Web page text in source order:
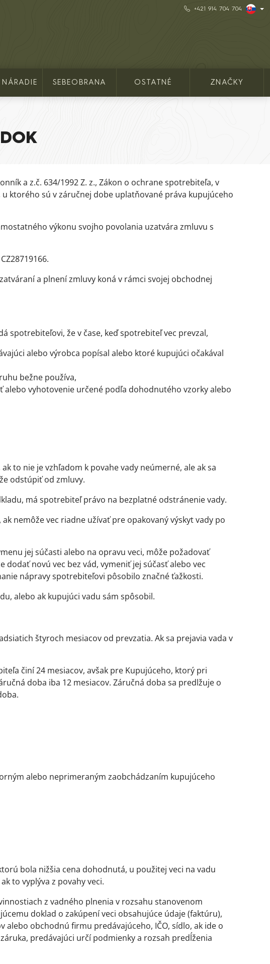
+421 914 704 704
SEBEOBRANA OSTATNÉ ZNAČKY
a z.č. 634/1992 Z. z., Zákon o ochrane spotrebiteľa, v
ktorého sú v záručnej dobe uplatňované práva kupujúceho
výkonu svojho povolania uzatvára zmluvu s
a plnení zmluvy koná v rámci svojej obchodnej
spotrebiteľovi, že v čase, keď spotrebiteľ vec prevzal,
alebo výrobca popísal alebo ktoré kupujúci očakával
bežne používa,
vyhotovenie určené podľa dohodnutého vzorky alebo
to nie je vzhľadom k povahe vady neúmerné, ale ak sa
odstúpiť od zmluvy.
má spotrebiteľ právo na bezplatné odstránenie vady.
nemôže vec riadne užívať pre opakovaný výskyt vady po
jej súčasti alebo na opravu veci, môže požadovať
novú vec bez vád, vymeniť jej súčasť alebo vec
nápravy spotrebiteľovi pôsobilo značné ťažkosti.
alebo ak kupujúci vadu sám spôsobil.
štyroch mesiacov od prevzatia. Ak sa prejavia vada v
činí 24 mesiacov, avšak pre Kupujúceho, ktorý pri
doba iba 12 mesiacov. Záručná doba sa predlžuje o
alebo neprimeraným zaobchádzaním kupujúceho
bola nižšia cena dohodnutá, u použitej veci na vadu
to vyplýva z povahy veci.
z vadného plnenia v rozsahu stanovenom
doklad o zakúpení veci obsahujúce údaje (faktúru),
obchodnú firmu predávajúceho, IČO, sídlo, ak ide o
predávajúci určí podmienky a rozsah predĺženia